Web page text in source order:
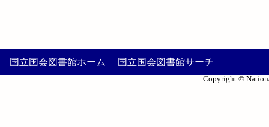
国立国会図書館ホーム 国立国会図書館サーチ
Copyright ©